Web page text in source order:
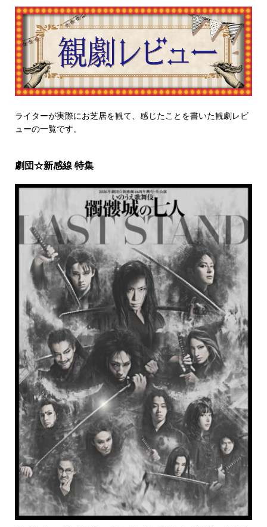
ライターが実際にお芝居を観て、感じたことを書いた観劇レビ
ューの一覧です。
劇団☆新感線 特集